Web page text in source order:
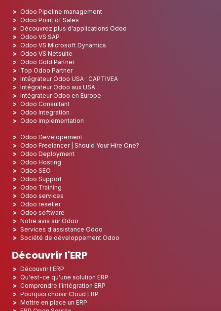
Odoo Pipeline management
Odoo Point of Sales
Découvrez plus d'applications Odoo
Odoo VS SAP
Odoo VS Microsoft Dynamics
Odoo VS Netsuite
Odoo Gold Partner
Top Odoo Partner
Intégrateur Odoo USA : CAPTIVEA
Intégrateur Odoo aux USA
Intégrateur Odoo en Europe
Odoo Consultant
Odoo Integration
Odoo Implementation
Odoo Developement
Odoo Freelancer | Should Your Hire One?
Odoo Deployment
Odoo Hosting
Odoo SEO
Odoo Support
Odoo Training
Odoo services
Odoo reseller
Odoo software
Notre avis sur Odoo
Services d'assistance Odoo
Société de développement Odoo
Découvrir l'ERP
Découvrir l'ERP
Qu'est-ce qu'une solution ERP
Comprendre l’intégration ERP
Pourquoi choisir Cloud ERP
Mettre en place un ERP